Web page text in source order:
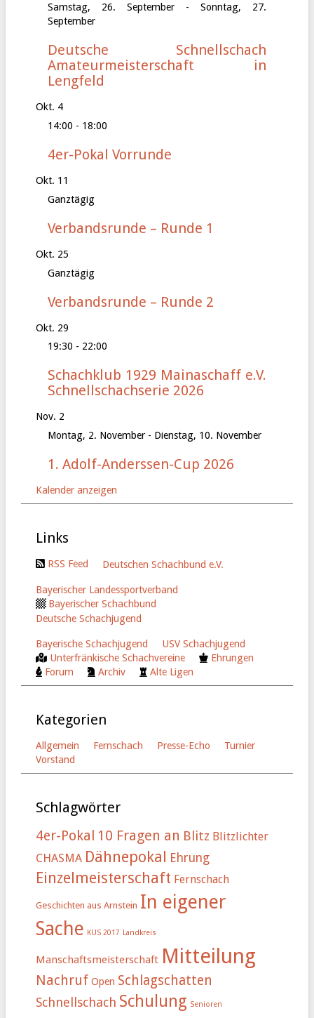
Samstag, 26. September - Sonntag, 27.
September
Deutsche Schnellschach
Amateurmeisterschaft in
Lengfeld
Okt. 4
14:00 - 18:00
4er-Pokal Vorrunde
Okt. 11
Ganztägig
Verbandsrunde – Runde 1
Okt. 25
Ganztägig
Verbandsrunde – Runde 2
Okt. 29
19:30 - 22:00
Schachklub 1929 Mainaschaff e.V.
Schnellschachserie 2026
Nov. 2
Montag, 2. November - Dienstag, 10. November
1. Adolf-Anderssen-Cup 2026
Kalender anzeigen
Links
RSS Feed Deutschen Schachbund e.V.
Bayerischer Landessportverband
Bayerischer Schachbund
Deutsche Schachjugend
Bayerische Schachjugend
USV Schachjugend
Unterfränkische Schachvereine
Ehrungen
Forum
Archiv Alte Ligen
Kategorien
Allgemein Fernschach Presse-Echo
Turnier
Vorstand
Schlagwörter
4er-Pokal 10 Fragen an Blitz Blitzlichter
CHASMA Dähnepokal Ehrung
Einzelmeisterschaft Fernschach
Geschichten aus Arnstein In eigener
Sache KUS 2017 Landkreis
Manschaftsmeisterschaft Mitteilung
Nachruf Open Schlagschatten
Schnellschach Schulung Senioren